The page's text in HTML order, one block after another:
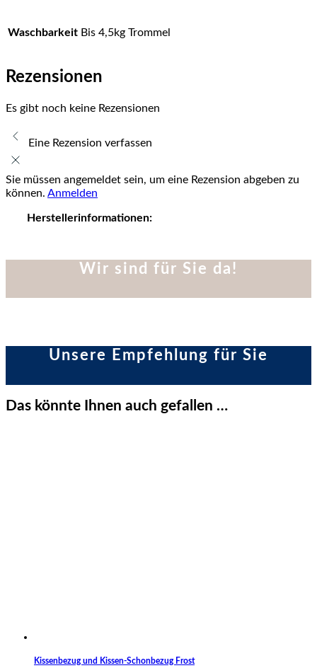
Waschbarkeit Bis 4,5kg Trommel
Rezensionen
Es gibt noch keine Rezensionen
Eine Rezension verfassen
Sie müssen angemeldet sein, um eine Rezension abgeben zu
können. Anmelden
Herstellerinformationen:
Wir sind für Sie da!
Unsere Empfehlung für Sie
Das könnte Ihnen auch gefallen …
Kissenbezug und Kissen-Schonbezug Frost